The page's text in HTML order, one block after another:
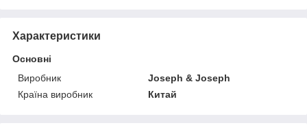
Характеристики
Основні
Виробник
Joseph & Joseph
Країна виробник
Китай